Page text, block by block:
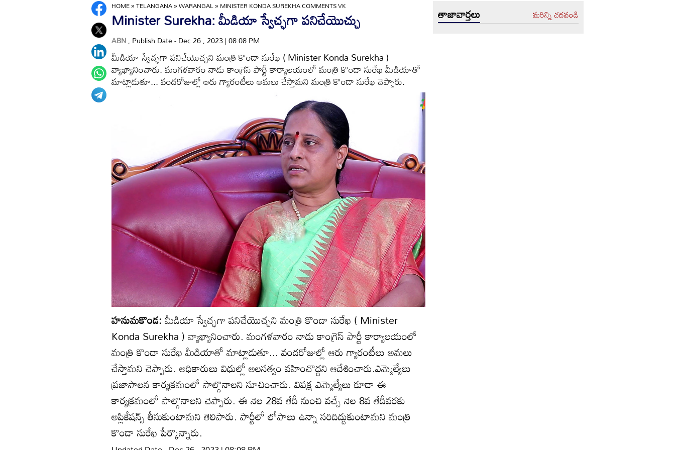
HOME»TELANGANA»WARANGAL»MINISTER KONDA SUREKHA COMMENTS VK
Minister Surekha: మీడియా స్వేచ్ఛగా పనిచేయొచ్చు
ABN, Publish Date - Dec 26 , 2023 | 08:08 PM
మీడియా స్వేచ్ఛగా పనిచేయొచ్చని మంత్రి కొండా సురేఖ ( Minister Konda Surekha )
వ్యాఖ్యానించారు. మంగళవారం నాడు కాంగ్రెస్ పార్టీ కార్యాలయంలో మంత్రి కొండా సురేఖ మీడియాతో
మాట్లాడుతూ... వందరోజుల్లో ఆరు గ్యారంటీలు అమలు చేస్తామని మంత్రి కొండా సురేఖ చెప్పారు.
హనుమకొండ:మీడియా స్వేచ్ఛగా పనిచేయొచ్చని మంత్రి కొండా సురేఖ ( Minister
Konda Surekha ) వ్యాఖ్యానించారు. మంగళవారం నాడు కాంగ్రెస్ పార్టీ కార్యాలయంలో
మంత్రి కొండా సురేఖ మీడియాతో మాట్లాడుతూ... వందరోజుల్లో ఆరు గ్యారంటీలు అమలు
చేస్తామని చెప్పారు. అధికారులు విధుల్లో అలసత్వం వహించొద్దని ఆదేశించారు.ఎమ్మెల్యేలు
ప్రజాపాలన కార్యక్రమంలో పాల్గొనాలని సూచించారు. విపక్ష ఎమ్మెల్యేలు కూడా ఈ
కార్యక్రమంలో పాల్గొనాలని చెప్పారు. ఈ నెల 28వ తేదీ నుంచి వచ్చే నెల 8వ తేదీవరకు
అప్లికేషన్స్ తీసుకుంటామని తెలిపారు. పార్టీలో లోపాలు ఉన్నా సరిదిద్దుకుంటామని మంత్రి
కొండా సురేఖ పేర్కొన్నారు.
తాజావార్తలు మరిన్ని చదవండి